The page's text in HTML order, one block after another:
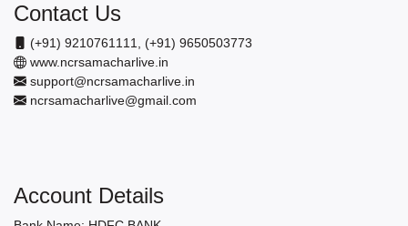
Contact Us
(+91) 9210761111, (+91) 9650503773
www.ncrsamacharlive.in
support@ncrsamacharlive.in
ncrsamacharlive@gmail.com
Account Details